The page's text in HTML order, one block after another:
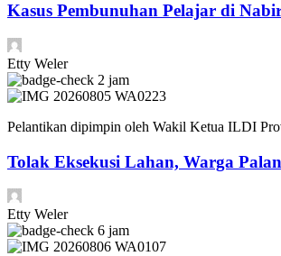
Kasus Pembunuhan Pelajar di
Etty Weler
2 jam
Pelantikan dipimpin oleh Wakil Ketua ILDI
Tolak Eksekusi Lahan, Warga
Etty Weler
6 jam